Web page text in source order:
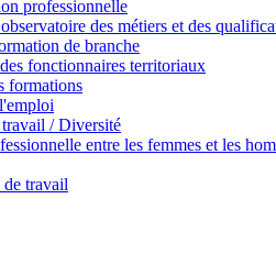
professionnelle
des métiers et des
de branche
fonctionnaires territoriaux
formations
/ Diversité
entre les femmes et les
travail